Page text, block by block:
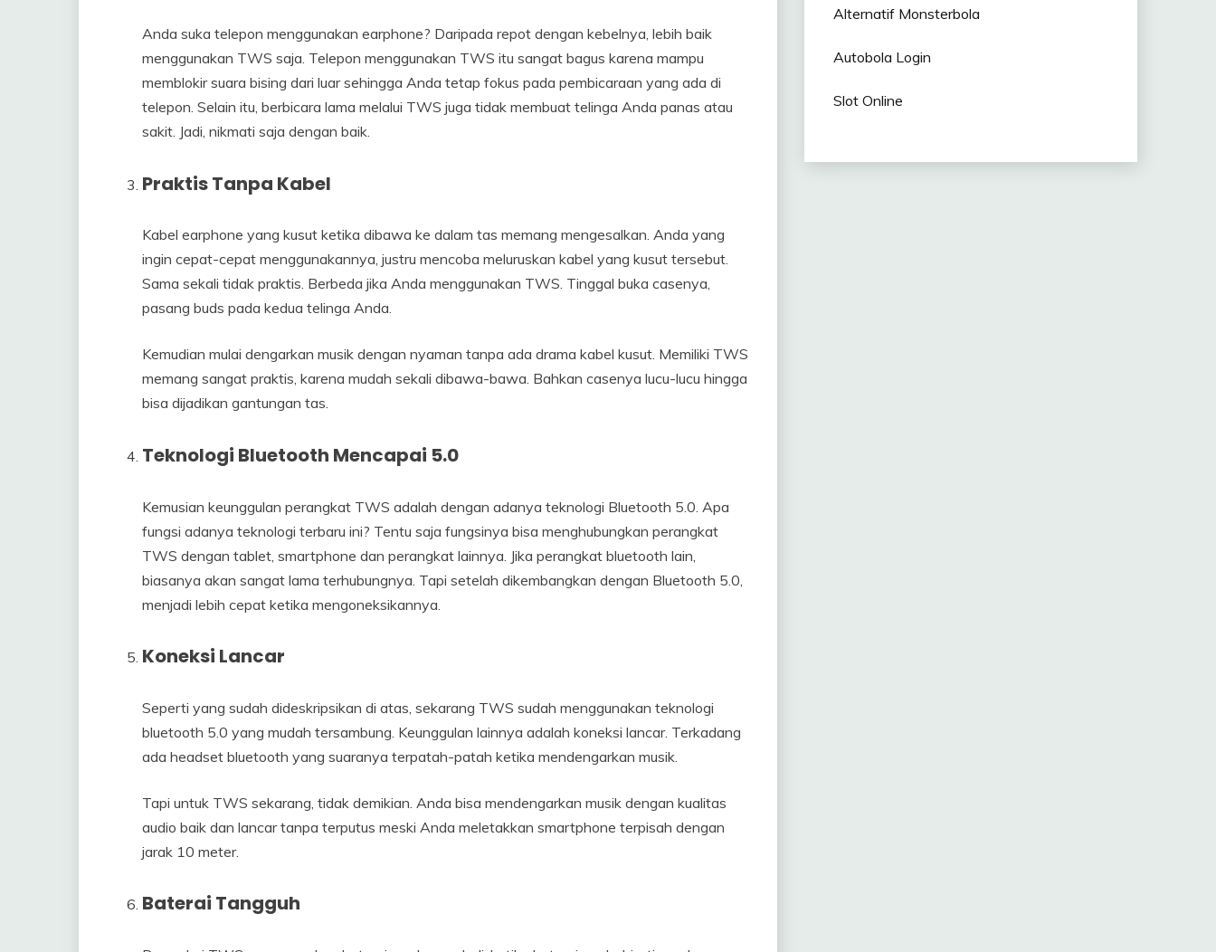
Anda suka telepon menggunakan earphone? Daripada repot dengan kebelnya, lebih baik
menggunakan TWS saja. Telepon menggunakan TWS itu sangat bagus karena mampu
memblokir suara bising dari luar sehingga Anda tetap fokus pada pembicaraan yang ada di
telepon. Selain itu, berbicara lama melalui TWS juga tidak membuat telinga Anda panas atau
sakit. Jadi, nikmati saja dengan baik.
Praktis Tanpa Kabel
Kabel earphone yang kusut ketika dibawa ke dalam tas memang mengesalkan. Anda yang
ingin cepat-cepat menggunakannya, justru mencoba meluruskan kabel yang kusut tersebut.
Sama sekali tidak praktis. Berbeda jika Anda menggunakan TWS. Tinggal buka casenya,
pasang buds pada kedua telinga Anda.
Kemudian mulai dengarkan musik dengan nyaman tanpa ada drama kabel kusut. Memiliki TWS
memang sangat praktis, karena mudah sekali dibawa-bawa. Bahkan casenya lucu-lucu hingga
bisa dijadikan gantungan tas.
Teknologi Bluetooth Mencapai 5.0
Kemusian keunggulan perangkat TWS adalah dengan adanya teknologi Bluetooth 5.0. Apa
fungsi adanya teknologi terbaru ini? Tentu saja fungsinya bisa menghubungkan perangkat
TWS dengan tablet, smartphone dan perangkat lainnya. Jika perangkat bluetooth lain,
biasanya akan sangat lama terhubungnya. Tapi setelah dikembangkan dengan Bluetooth 5.0,
menjadi lebih cepat ketika mengoneksikannya.
Koneksi Lancar
Seperti yang sudah dideskripsikan di atas, sekarang TWS sudah menggunakan teknologi
bluetooth 5.0 yang mudah tersambung. Keunggulan lainnya adalah koneksi lancar. Terkadang
ada headset bluetooth yang suaranya terpatah-patah ketika mendengarkan musik.
Tapi untuk TWS sekarang, tidak demikian. Anda bisa mendengarkan musik dengan kualitas
audio baik dan lancar tanpa terputus meski Anda meletakkan smartphone terpisah dengan
jarak 10 meter.
Baterai Tangguh
Alternatif Monsterbola
Autobola Login
Slot Online